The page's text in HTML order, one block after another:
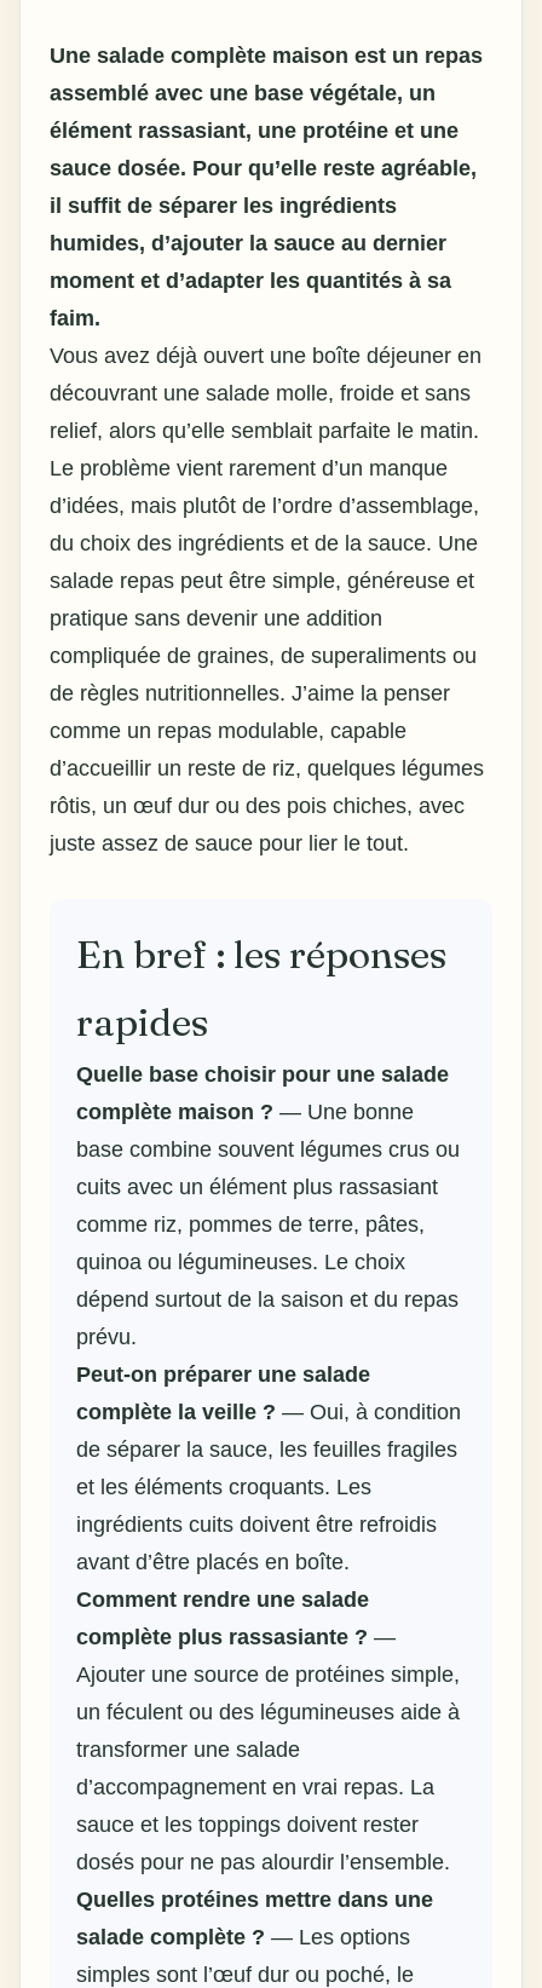
Une salade complète maison est un repas
assemblé avec une base végétale, un
élément rassasiant, une protéine et une
sauce dosée. Pour qu’elle reste agréable,
il suffit de séparer les ingrédients
humides, d’ajouter la sauce au dernier
moment et d’adapter les quantités à sa
faim.
Vous avez déjà ouvert une boîte déjeuner en
découvrant une salade molle, froide et sans
relief, alors qu’elle semblait parfaite le matin.
Le problème vient rarement d’un manque
d’idées, mais plutôt de l’ordre d’assemblage,
du choix des ingrédients et de la sauce. Une
salade repas peut être simple, généreuse et
pratique sans devenir une addition
compliquée de graines, de superaliments ou
de règles nutritionnelles. J’aime la penser
comme un repas modulable, capable
d’accueillir un reste de riz, quelques légumes
rôtis, un œuf dur ou des pois chiches, avec
juste assez de sauce pour lier le tout.
En bref : les réponses
rapides
Quelle base choisir pour une salade
complète maison ? — Une bonne
base combine souvent légumes crus ou
cuits avec un élément plus rassasiant
comme riz, pommes de terre, pâtes,
quinoa ou légumineuses. Le choix
dépend surtout de la saison et du repas
prévu.
Peut-on préparer une salade
complète la veille ? — Oui, à condition
de séparer la sauce, les feuilles fragiles
et les éléments croquants. Les
ingrédients cuits doivent être refroidis
avant d’être placés en boîte.
Comment rendre une salade
complète plus rassasiante ? —
Ajouter une source de protéines simple,
un féculent ou des légumineuses aide à
transformer une salade
d’accompagnement en vrai repas. La
sauce et les toppings doivent rester
dosés pour ne pas alourdir l’ensemble.
Quelles protéines mettre dans une
salade complète ? — Les options
simples sont l’œuf dur ou poché, le